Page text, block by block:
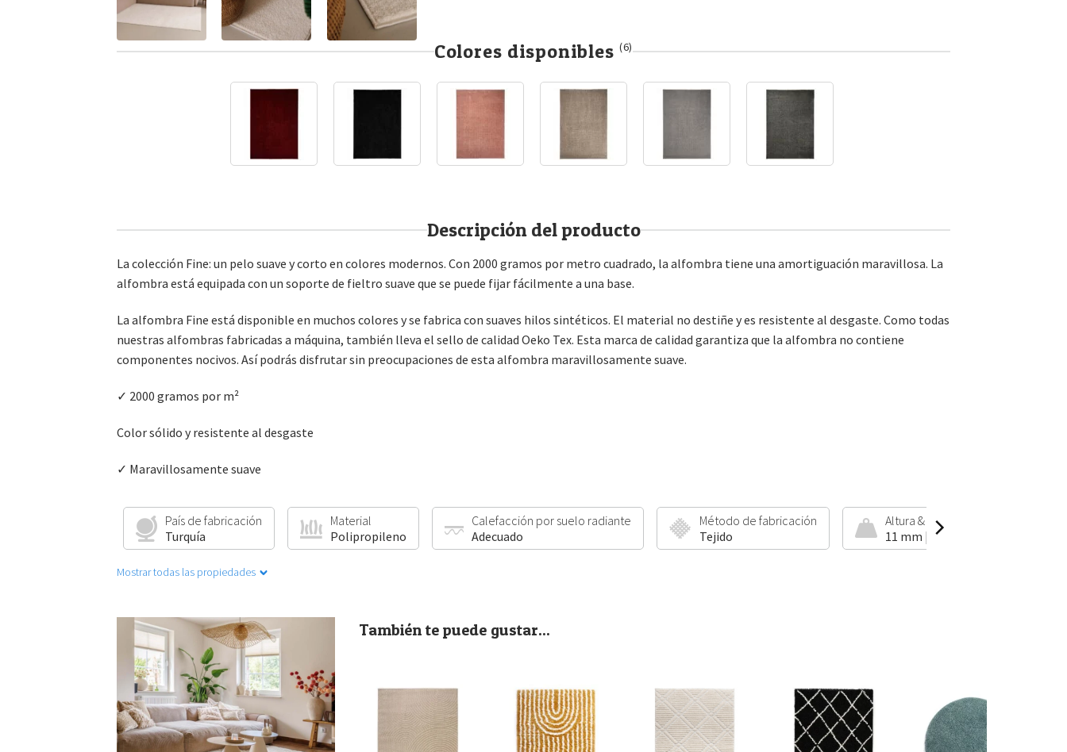
Colores disponibles (6)
Descripción del producto
La colección Fine: un pelo suave y corto en colores modernos. Con 2000 gramos por metro cuadrado, la alfombra tiene una amortiguación maravillosa. La
alfombra está equipada con un soporte de fieltro suave que se puede fijar fácilmente a una base.
La alfombra Fine está disponible en muchos colores y se fabrica con suaves hilos sintéticos. El material no destiñe y es resistente al desgaste. Como todas
nuestras alfombras fabricadas a máquina, también lleva el sello de calidad Oeko Tex. Esta marca de calidad garantiza que la alfombra no contiene
componentes nocivos. Así podrás disfrutar sin preocupaciones de esta alfombra maravillosamente suave.
✓ 2000 gramos por m²
Color sólido y resistente al desgaste
✓ Maravillosamente suave
País de fabricación
Turquía
Material
Polipropileno
Calefacción por suelo radiante
Adecuado
Método de fabricación
Tejido
Altura & peso
11 mm | 2000 g/m²
Mostrar todas las propiedades
También te puede gustar...